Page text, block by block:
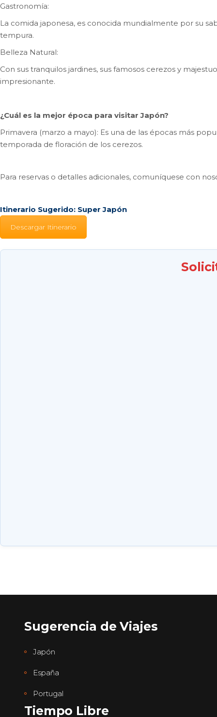
Gastronomía:
La comida japonesa, es conocida mundialmente por su
tempura.
Belleza Natural:
Con sus tranquilos jardines, sus famosos cerezos y
impresionante.
¿Cuál es la mejor época para visitar Japón?
Primavera (marzo a mayo): Es una de las épocas más
temporada de floración de los cerezos.
Para reservas o detalles adicionales, comuníquese con
Itinerario Sugerido: Super Japón
Descargar Itinerario
Sugerencia de Viajes
Japón
España
Portugal
Tiempo Libre